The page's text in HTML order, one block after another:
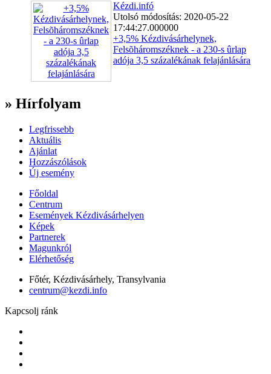
Kézdi.infó
Utolsó módosítás: 2020-05-22
17:44:27.000000
+3,5% Kézdivásárhelynek,
Felsõháromszéknek - a 230-s ûrlap
adója 3,5 százalékának felajánlására
» Hírfolyam
Legfrissebb
Aktuális
Ajánlat
Hozzászólások
Új esemény
Főoldal
Centrum
Események Kézdivásárhelyen
Képek
Partnerek
Magunkról
Elérhetőség
Főtér, Kézdivásárhely, Transylvania
centrum@kezdi.info
Kapcsolj ránk